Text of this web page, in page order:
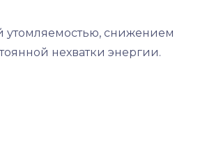
снижением
нехватки энергии.